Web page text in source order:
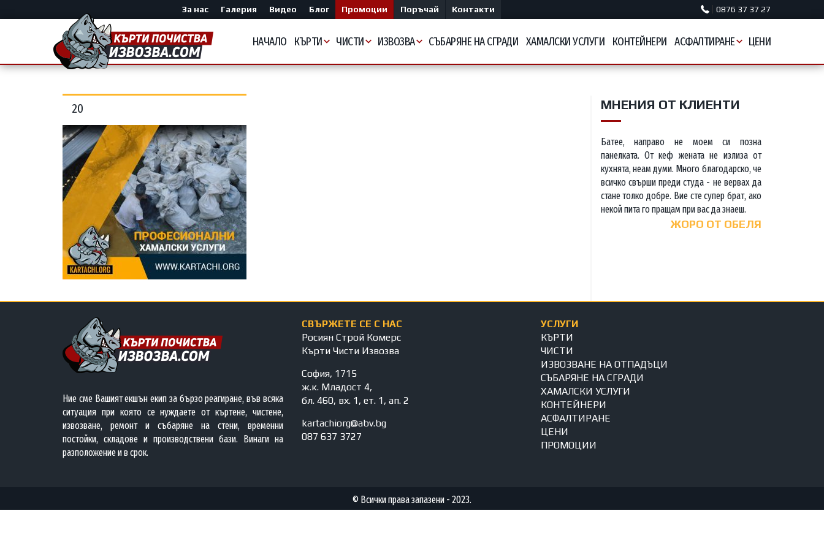
За нас Галерия Видео Блог Промоции Поръчай Контакти 0876 37 37 27
НАЧАЛО КЪРТИ ЧИСТИ ИЗВОЗВА СЪБАРЯНЕ НА СГРАДИ ХАМАЛСКИ УСЛУГИ КОНТЕЙНЕРИ АСФАЛТИРАНЕ ЦЕНИ
20 МНЕНИЯ ОТ КЛИЕНТИ
Батее, направо не моем си позна
панелката. От кеф жената не излиза от
кухнята, неам думи. Много благодарско, че
всичко свърши преди студа - не вервах да
стане толко добре. Вие сте супер брат, ако
некой пита го пращам при вас да знаеш.
ЖОРО ОТ ОБЕЛЯ
Ние сме Вашият екшън екип за бързо реагиране, във всяка
ситуация при която се нуждаете от къртене, чистене,
извозване, ремонт и събаряне на стени, временни
постойки, складове и производствени бази. Винаги на
разположение и в срок.
СВЪРЖЕТЕ СЕ С НАС
Росиян Строй Комерс
Кърти Чисти Извозва
София, 1715
ж.к. Младост 4,
бл. 460, вх. 1, ет. 1, ап. 2
kartachiorg@abv.bg
087 637 3727
УСЛУГИ
КЪРТИ
ЧИСТИ
ИЗВОЗВАНЕ НА ОТПАДЪЦИ
СЪБАРЯНЕ НА СГРАДИ
ХАМАЛСКИ УСЛУГИ
КОНТЕЙНЕРИ
АСФАЛТИРАНЕ
ЦЕНИ
ПРОМОЦИИ
© Всички права запазени - 2023.